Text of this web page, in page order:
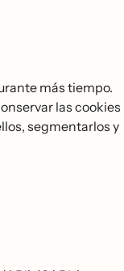
más tiempo.
las cookies
segmentarlos y